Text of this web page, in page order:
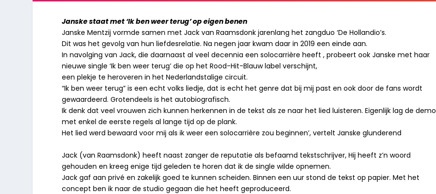
Janske staat met ‘Ik ben weer terug’ op eigen benen
Janske Mentzij vormde samen met Jack van Raamsdonk jarenlang het zangduo ‘De Hollandio’s.
Dit was het gevolg van hun liefdesrelatie. Na negen jaar kwam daar in 2019 een einde aan.
In navolging van Jack, die daarnaast al veel decennia een solocarrière heeft , probeert ook Janske met haar
nieuwe single ‘Ik ben weer terug’ die op het Rood-Hit-Blauw label verschijnt,
een plekje te heroveren in het Nederlandstalige circuit.
“Ik ben weer terug” is een echt volks liedje, dat is echt het genre dat bij mij past en ook door de fans wordt
gewaardeerd. Grotendeels is het autobiografisch.
Ik denk dat veel vrouwen zich kunnen herkennen in de tekst als ze naar het lied luisteren. Eigenlijk lag de demo
met enkel de eerste regels al lange tijd op de plank.
Het lied werd bewaard voor mij als ik weer een solocarrière zou beginnen’, vertelt Janske glunderend
Jack (van Raamsdonk) heeft naast zanger de reputatie als befaamd tekstschrijver, Hij heeft z’n woord
gehouden en kreeg enige tijd geleden te horen dat ik de single wilde opnemen.
Jack gaf aan privé en zakelijk goed te kunnen scheiden. Binnen een uur stond de tekst op papier. Met het
concept ben ik naar de studio gegaan die het heeft geproduceerd.